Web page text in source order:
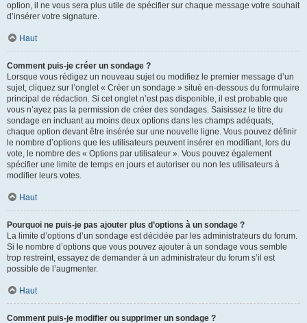
option, il ne vous sera plus utile de spécifier sur chaque message votre souhait
d’insérer votre signature.
Haut
Comment puis-je créer un sondage ?
Lorsque vous rédigez un nouveau sujet ou modifiez le premier message d’un
sujet, cliquez sur l’onglet « Créer un sondage » situé en-dessous du formulaire
principal de rédaction. Si cet onglet n’est pas disponible, il est probable que
vous n’ayez pas la permission de créer des sondages. Saisissez le titre du
sondage en incluant au moins deux options dans les champs adéquats,
chaque option devant être insérée sur une nouvelle ligne. Vous pouvez définir
le nombre d’options que les utilisateurs peuvent insérer en modifiant, lors du
vote, le nombre des « Options par utilisateur ». Vous pouvez également
spécifier une limite de temps en jours et autoriser ou non les utilisateurs à
modifier leurs votes.
Haut
Pourquoi ne puis-je pas ajouter plus d’options à un sondage ?
La limite d’options d’un sondage est décidée par les administrateurs du forum.
Si le nombre d’options que vous pouvez ajouter à un sondage vous semble
trop restreint, essayez de demander à un administrateur du forum s’il est
possible de l’augmenter.
Haut
Comment puis-je modifier ou supprimer un sondage ?